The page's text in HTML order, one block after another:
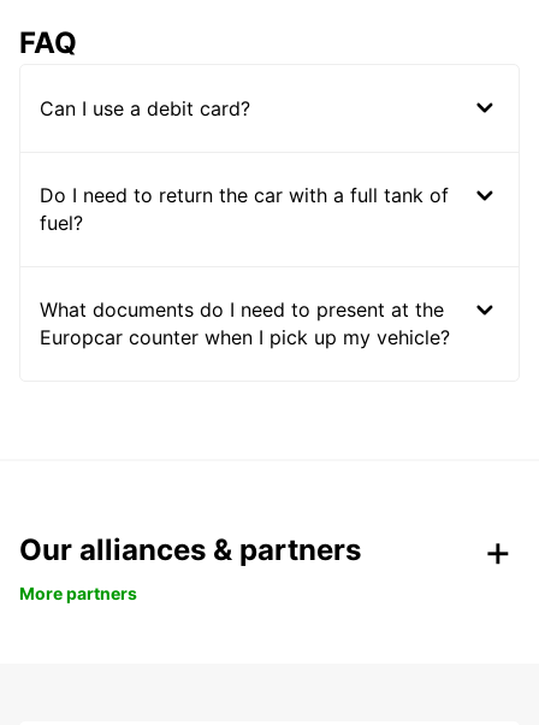
FAQ
Can I use a debit card?
Do I need to return the car with a full tank of
fuel?
What documents do I need to present at the
Europcar counter when I pick up my vehicle?
Our alliances & partners
More partners